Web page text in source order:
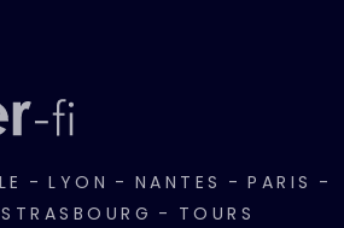
- LYON - NANTES - PARIS -
STRASBOURG - TOURS